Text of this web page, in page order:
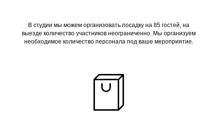
В студии мы можем организовать посадку на 85 гостей, на
выезде количество участников неограниченно. Мы организуем
необходимое количество персонала под ваше мероприятие.